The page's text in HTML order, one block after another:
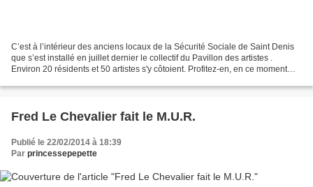
C’est à l’intérieur des anciens locaux de la Sécurité Sociale de Saint Denis
que s’est installé en juillet dernier le collectif du Pavillon des artistes .
Environ 20 résidents et 50 artistes s'y côtoient. Profitez-en, en ce moment
Fred Le Chevalier fait le M.U.R.
Publié le 22/02/2014 à 18:39
Par princessepepette